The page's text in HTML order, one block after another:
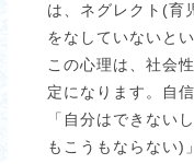
は、ネグレクト(育
をなしていないとい
この心理は、社会
定になります。自
「自分はできない
もこうもならない)